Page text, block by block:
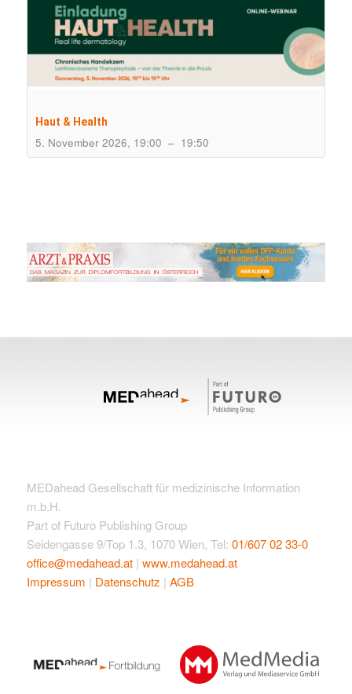
Haut & Health
5. November 2026, 19:00 – 19:50
MEDahead Gesellschaft für medizinische Information
m.b.H.
Part of Futuro Publishing Group
Seidengasse 9/Top 1.3, 1070 Wien, Tel: 01/607 02 33-0
office@medahead.at| www.medahead.at
Impressum | Datenschutz | AGB